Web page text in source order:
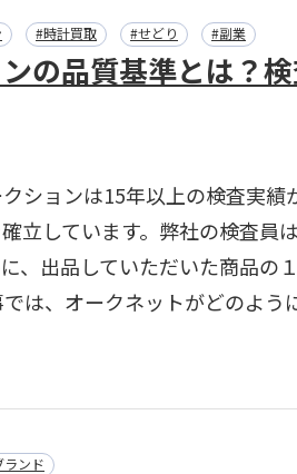
#時計買取 #せどり #副業
の品質基準とは？
ションは15年以上の検査実績
立しています。弊社の検査員
、出品していただいた商品の
は、オークネットがどのよう
ランド